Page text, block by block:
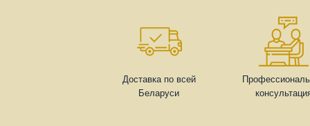
Доставка по всей
Беларуси